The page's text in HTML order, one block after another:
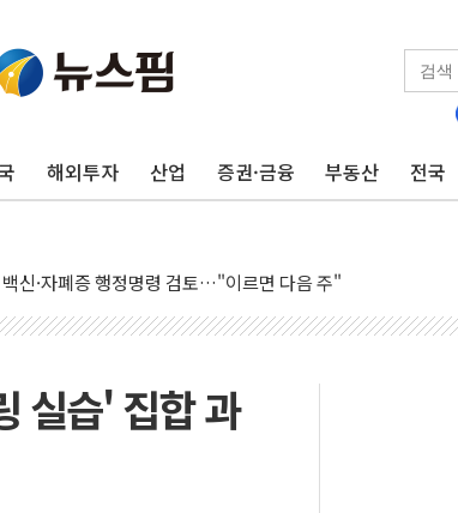
해외투자 산업 증권·금융 부동산 전국
파 기세 꺾이나…고용 감소에 9월 동결 전망 우세
원, 백악관 무도회장 공사 중단 명령…트럼프 제동
원유 수출항 '하르그섬', 최근 1주일 이상 '올스톱'… 美 해상
스] 뉴욕 반도체주 프리뷰...美 고용 쇼크에 반도체주 '활짝'
프리뷰, 美 고용 쇼크에 금리 인상 우려 후퇴…나스닥 선물
실습' 집합 과